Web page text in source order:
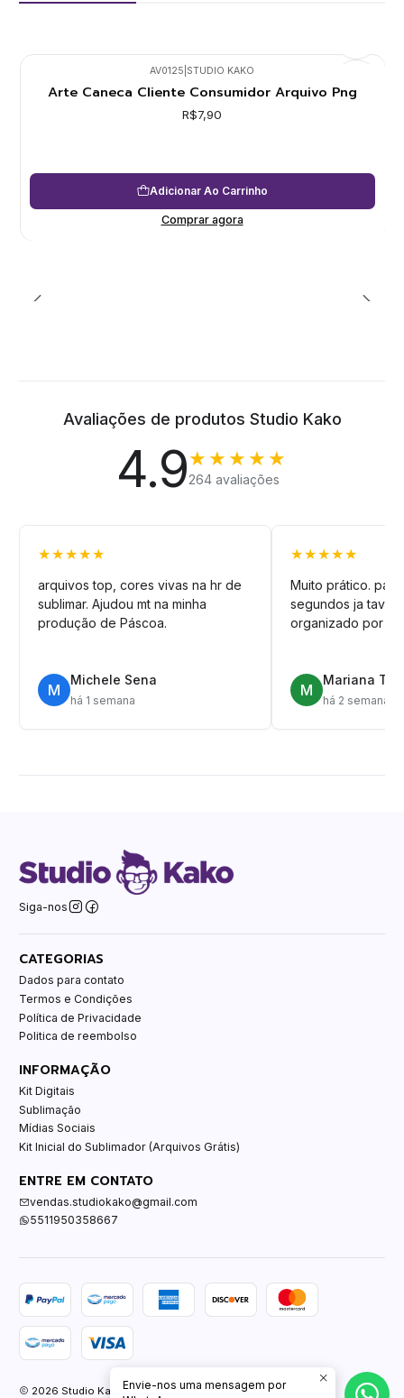
AV0125 STUDIO KAKO
Arte Caneca Cliente Consumidor Arquivo Png
R$7,90
Adicionar Ao Carrinho
Comprar agora
Avaliações de produtos Studio Kako
4.9★★★★★
264 avaliações
★★★★★
arquivos top, cores vivas na hr de
sublimar. Ajudou mt na minha
produção de Páscoa.
M
Michele Sena
há 1 semana
★★★★★
Muito prático.
segundos ja tava
organizado por
M
Mariana T.
há 2 semanas
Siga-nos
CATEGORIAS
Dados para contato
Termos e Condições
Política de Privacidade
Politica de reembolso
INFORMAÇÃO
Kit Digitais
Sublimação
Mídias Sociais
Kit Inicial do Sublimador (Arquivos Grátis)
ENTRE EM CONTATO
vendas.studiokako@gmail.com
5511950358667
2026 Studio Kako.Envie-nos uma mensagem por